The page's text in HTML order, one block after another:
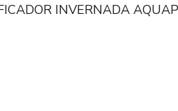
INVERNADA